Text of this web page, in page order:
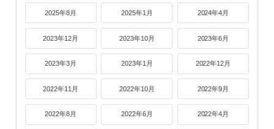
2025年8月 2025年1月 2024年4月
2023年12月 2023年10月 2023年6月
2023年3月 2023年1月 2022年12月
2022年11月 2022年10月 2022年9月
2022年8月 2022年6月 2022年4月